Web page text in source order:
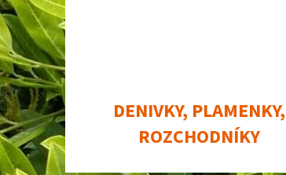
DENIVKY, PLAMENKY,
ROZCHODNÍKY